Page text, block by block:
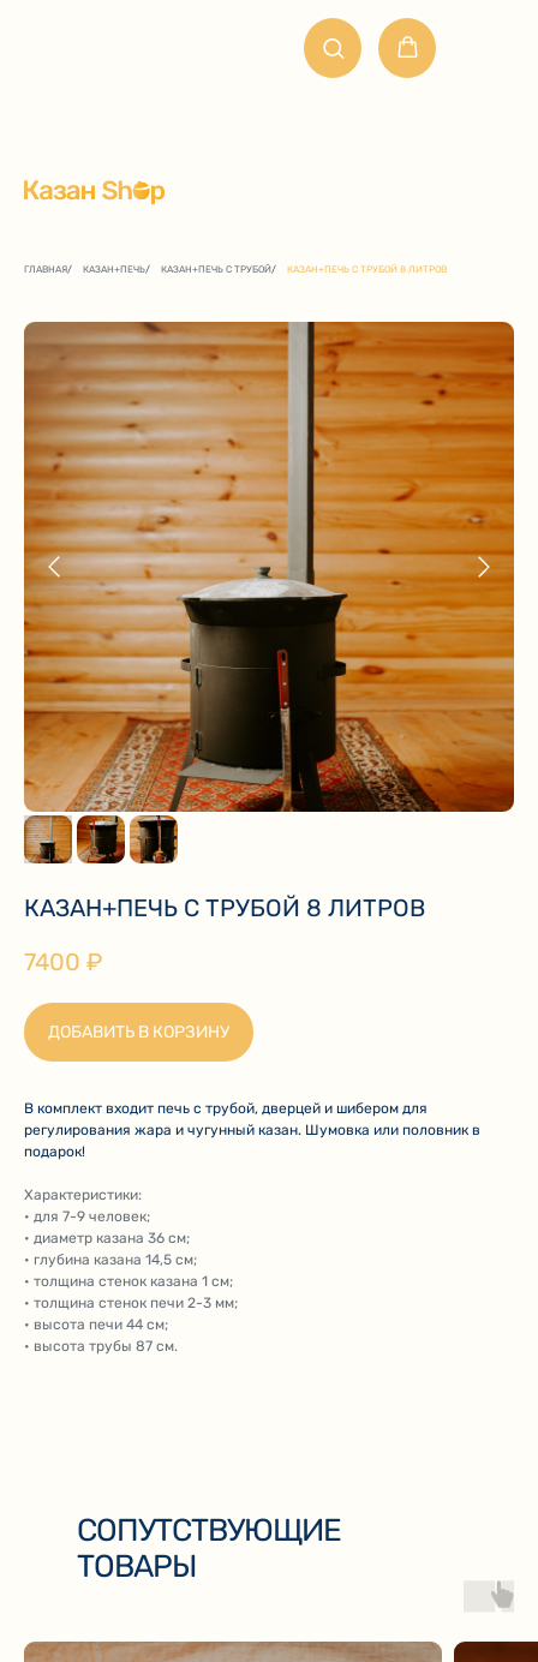
ГЛАВНАЯ/ КАЗАН+ПЕЧЬ/ КАЗАН+ПЕЧЬ С ТРУБОЙ/ КАЗАН+ПЕЧЬ С ТРУБОЙ 8 ЛИТРОВ
КАЗАН+ПЕЧЬ С ТРУБОЙ 8 ЛИТРОВ
7400 ₽
ДОБАВИТЬ В КОРЗИНУ
В комплект входит печь с трубой, дверцей и шибером для
регулирования жара и чугунный казан. Шумовка или половник в
подарок!
Характеристики:
• для 7-9 человек;
• диаметр казана 36 см;
• глубина казана 14,5 см;
• толщина стенок казана 1 см;
• толщина стенок печи 2-3 мм;
• высота печи 44 см;
• высота трубы 87 см.
СОПУТСТВУЮЩИЕ
ТОВАРЫ